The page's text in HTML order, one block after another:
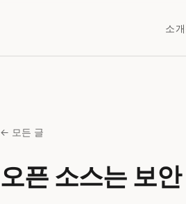
소개
← 모든 글
오픈 소스는 보